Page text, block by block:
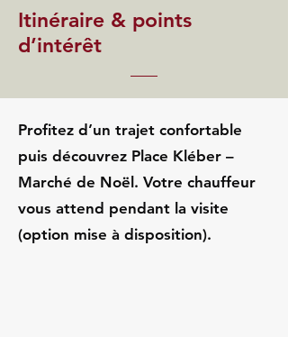
Itinéraire & points
d’intérêt
Profitez d’un trajet confortable
puis découvrez Place Kléber –
Marché de Noël. Votre chauffeur
vous attend pendant la visite
(option mise à disposition).